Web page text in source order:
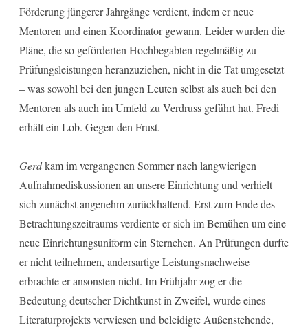
Förderung jüngerer Jahrgänge verdient, indem er neue
Mentoren und einen Koordinator gewann. Leider wurden die
Pläne, die so geförderten Hochbegabten regelmäßig zu
Prüfungsleistungen heranzuziehen, nicht in die Tat umgesetzt
– was sowohl bei den jungen Leuten selbst als auch bei den
Mentoren als auch im Umfeld zu Verdruss geführt hat. Fredi
erhält ein Lob. Gegen den Frust.
Gerdkam im vergangenen Sommer nach langwierigen
Aufnahmediskussionen an unsere Einrichtung und verhielt
sich zunächst angenehm zurückhaltend. Erst zum Ende des
Betrachtungszeitraums verdiente er sich im Bemühen um eine
neue Einrichtungsuniform ein Sternchen. An Prüfungen durfte
er nicht teilnehmen, andersartige Leistungsnachweise
erbrachte er ansonsten nicht. Im Frühjahr zog er die
Bedeutung deutscher Dichtkunst in Zweifel, wurde eines
Literaturprojekts verwiesen und beleidigte Außenstehende,